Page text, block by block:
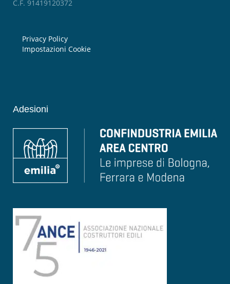
C.F. 91419120372
Privacy Policy
Impostazioni Cookie
Adesioni